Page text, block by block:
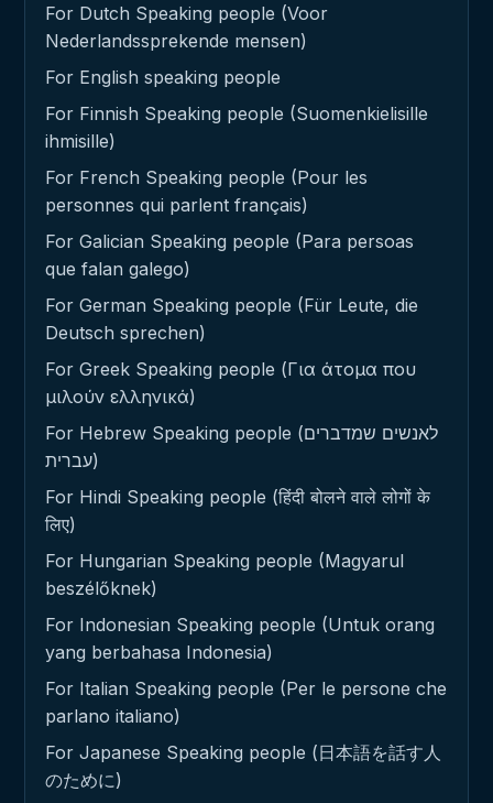
For Dutch Speaking people (Voor
Nederlandssprekende mensen)
For English speaking people
For Finnish Speaking people (Suomenkielisille
ihmisille)
For French Speaking people (Pour les
personnes qui parlent français)
For Galician Speaking people (Para persoas
que falan galego)
For German Speaking people (Für Leute, die
Deutsch sprechen)
For Greek Speaking people (Για άτομα που
μιλούν ελληνικά)
For Hebrew Speaking people (לאנשים שמדברים
עברית)
For Hindi Speaking people (हिंदी बोलने वाले लोगों के
लिए)
For Hungarian Speaking people (Magyarul
beszélőknek)
For Indonesian Speaking people (Untuk orang
yang berbahasa Indonesia)
For Italian Speaking people (Per le persone che
parlano italiano)
For Japanese Speaking people (日本語を話す人
のために)